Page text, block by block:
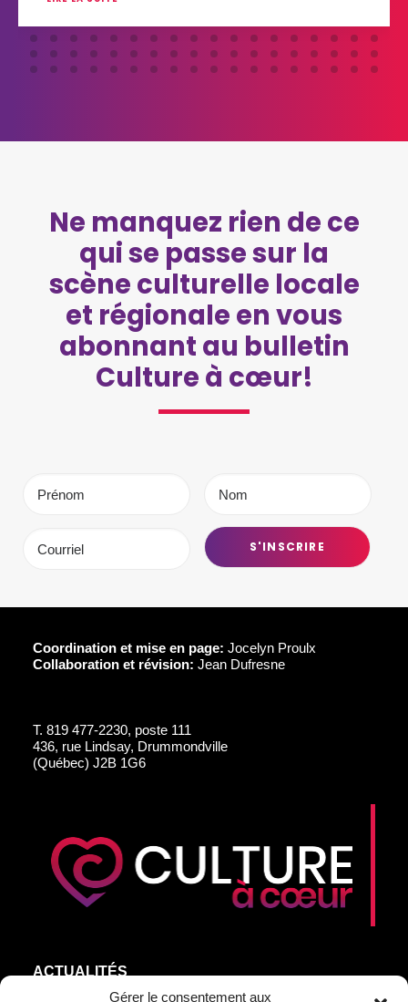
Gérer le consentement aux
Ne manquez rien de ce
qui se passe sur la
scène culturelle locale
et régionale en vous
abonnant au bulletin
Culture à cœur!
Coordination et mise en page: Jocelyn Proulx
Collaboration et révision: Jean Dufresne
T. 819 477-2230, poste 111
436, rue Lindsay, Drummondville
(Québec) J2B 1G6
ACTUALITÉS
AGEND’ART